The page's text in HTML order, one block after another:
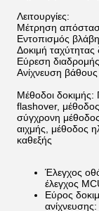
Λειτουργίες:
Μέτρηση
Εντοπισμός
Δοκιμή ταχύτητας
Εύρεση
Ανίχνευση
Μέθοδοι
flashover, μέθοδος
σύγχρονη
αιχμής, μέθοδος
καθεξής
Έλεγχος
έλεγχος
Εύρος